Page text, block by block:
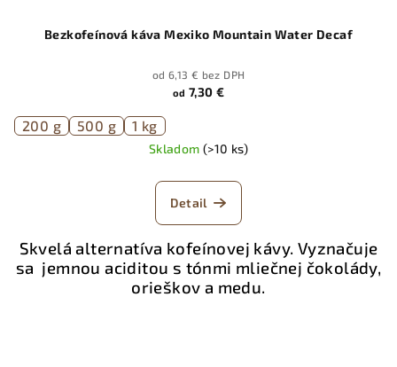
Bezkofeínová káva Mexiko Mountain Water Decaf
od 6,13 € bez DPH
od 7,30 €
200 g 500 g 1 kg
Skladom (>10 ks)
Detail
Skvelá alternatíva kofeínovej kávy. Vyznačuje
sa jemnou aciditou s tónmi mliečnej čokolády,
orieškov a medu.